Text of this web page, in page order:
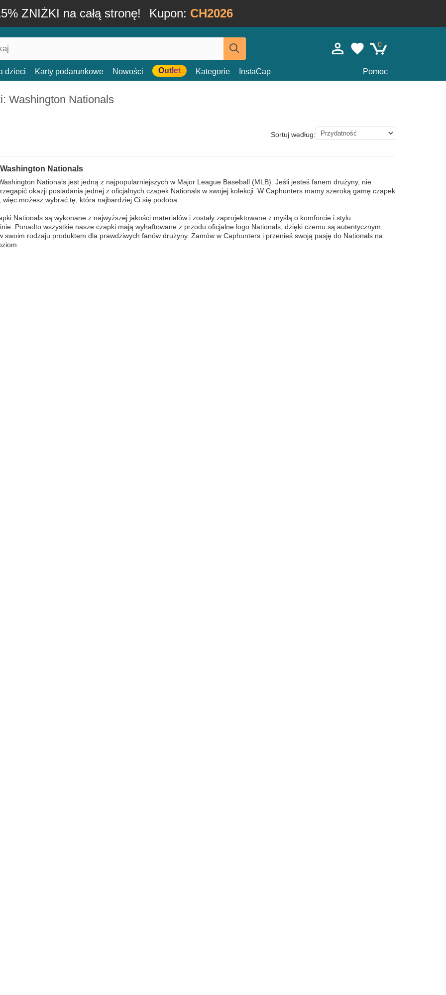
ZNIŻKI na całą stronę! Kupon: CH2026
0
dzieci Karty podarunkowe Nowości Outlet Kategorie InstaCap Pomoc
Washington Nationals
Sortuj według:
Nationals
Nationals jest jedną z najpopularniejszych w Major League Baseball (MLB). Jeśli jesteś fanem drużyny, nie
okazji posiadania jednej z oficjalnych czapek Nationals w swojej kolekcji. W Caphunters mamy szeroką gamę czapek
więc możesz wybrać tę, która najbardziej Ci się podoba.
Nationals są wykonane z najwyższej jakości materiałów i zostały zaprojektowane z myślą o komforcie i stylu
Ponadto wszystkie nasze czapki mają wyhaftowane z przodu oficjalne logo Nationals, dzięki czemu są autentycznym,
swoim rodzaju produktem dla prawdziwych fanów drużyny. Zamów w Caphunters i przenieś swoją pasję do Nationals na